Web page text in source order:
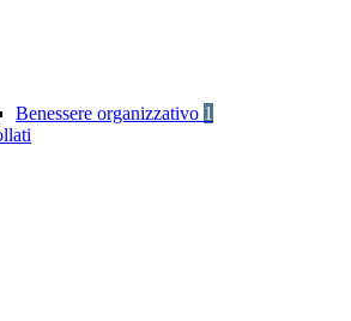
Benessere organizzativo 1